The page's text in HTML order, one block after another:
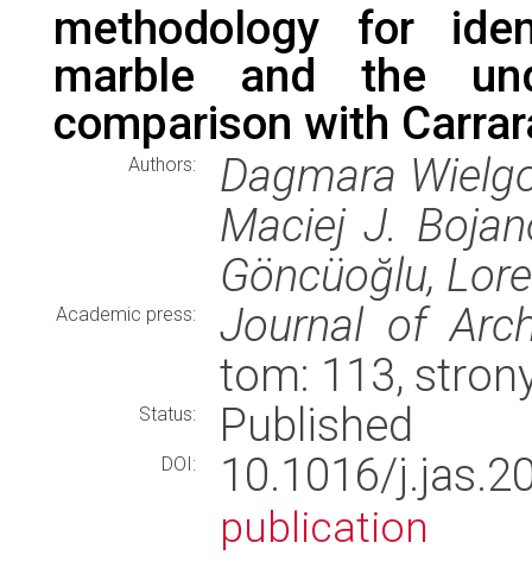
methodology for
marble and the
comparison with
Authors:
Dagmara
Maciej J.
Göncüoğlu,
Academic press:
Journal of
tom: 113,
Status: Published
DOI: 10.1016/
publication